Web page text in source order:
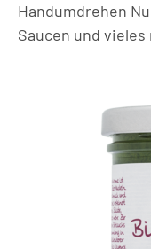
Handumdrehen
Saucen und vieles